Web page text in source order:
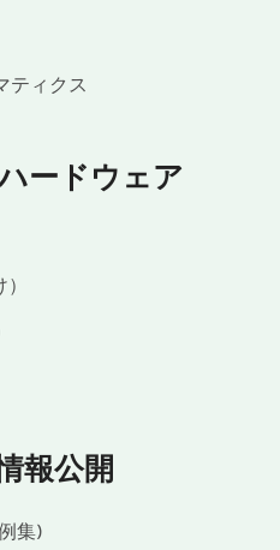
ティクス
ードウェア
報公開
集)